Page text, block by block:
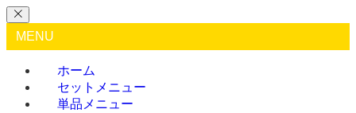
MENU
ホーム
セットメニュー
単品メニュー